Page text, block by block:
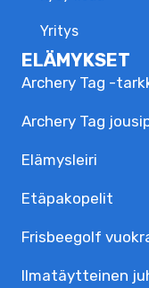
Yritys
ELÄMYKSET
Archery Tag -
Archery Tag
Elämysleiri
Etäpakopelit
Frisbeegolf
Ilmatäytteinen